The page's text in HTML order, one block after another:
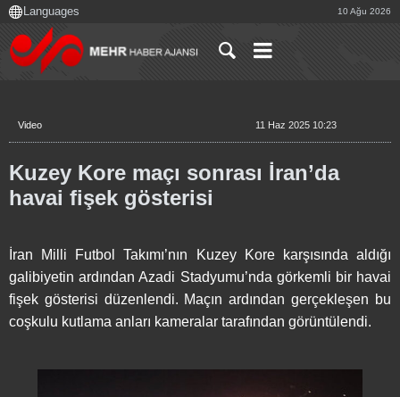
10 Ağu 2026
Video 11 Haz 2025 10:23
Kuzey Kore maçı sonrası İran’da
havai fişek gösterisi
İran Milli Futbol Takımı’nın Kuzey Kore karşısında aldığı
galibiyetin ardından Azadi Stadyumu’nda görkemli bir havai
fişek gösterisi düzenlendi. Maçın ardından gerçekleşen bu
coşkulu kutlama anları kameralar tarafından görüntülendi.